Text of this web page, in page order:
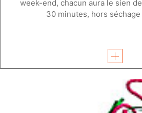
week-end, chacun aura le sien
30 minutes, hors